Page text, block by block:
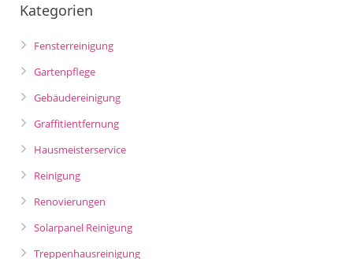
Kategorien
Fensterreinigung
Gartenpflege
Gebäudereinigung
Graffitientfernung
Hausmeisterservice
Reinigung
Renovierungen
Solarpanel Reinigung
Treppenhausreinigung